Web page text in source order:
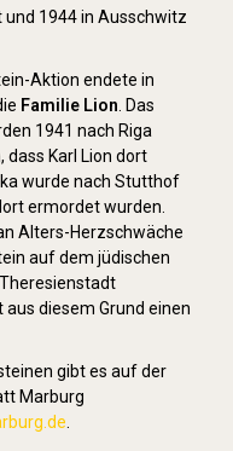
1944 in Ausschwitz
Aktion endete in
Familie Lion . Das
1941 nach Riga
dass Karl Lion dort
wurde nach Stutthof
ermordet wurden.
Alters-Herzschwäche
auf dem jüdischen
diesem Grund einen
gibt es auf der
Marburg